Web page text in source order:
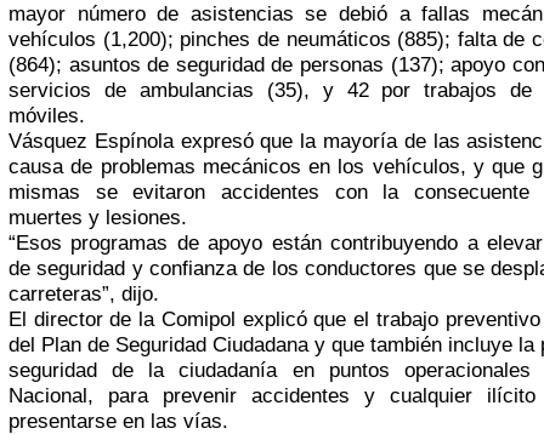
mayor número de asistencias se debió a fallas
vehículos (1,200); pinches de neumáticos (885); falta de
(864); asuntos de seguridad de personas (137); apoyo
servicios de ambulancias (35), y 42 por trabajos de
móviles.
Vásquez Espínola expresó que la mayoría de las
causa de problemas mecánicos en los vehículos, y que
mismas se evitaron accidentes con la consecuente
muertes y lesiones.
“Esos programas de apoyo están contribuyendo a
de seguridad y confianza de los conductores que se
carreteras”, dijo.
El director de la Comipol explicó que el trabajo
del Plan de Seguridad Ciudadana y que también incluye la
seguridad de la ciudadanía en puntos
Nacional, para prevenir accidentes y cualquier ilícito
presentarse en las vías.